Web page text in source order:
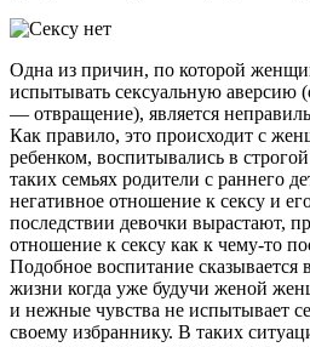
Одна из причин, по которой
испытывать сексуальную аверсию
— отвращение), является
Как правило, это происходит с
ребенком, воспитывались в
таких семьях родители с раннего
негативное отношение к сексу и
последствии девочки вырастают,
отношение к сексу как к чему-то
Подобное воспитание
жизни когда уже будучи женой
и нежные чувства не испытывает
своему избраннику. В таких